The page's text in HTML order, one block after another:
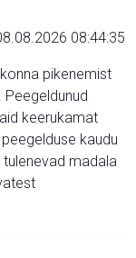
08:44:35
pikenemist
keerukamat
kaudu
madala